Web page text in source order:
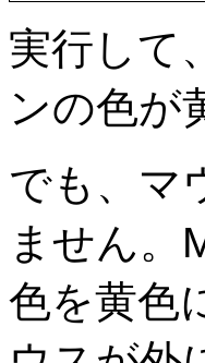
実行して
ンの色が
でも、マ
ません。
色を黄色